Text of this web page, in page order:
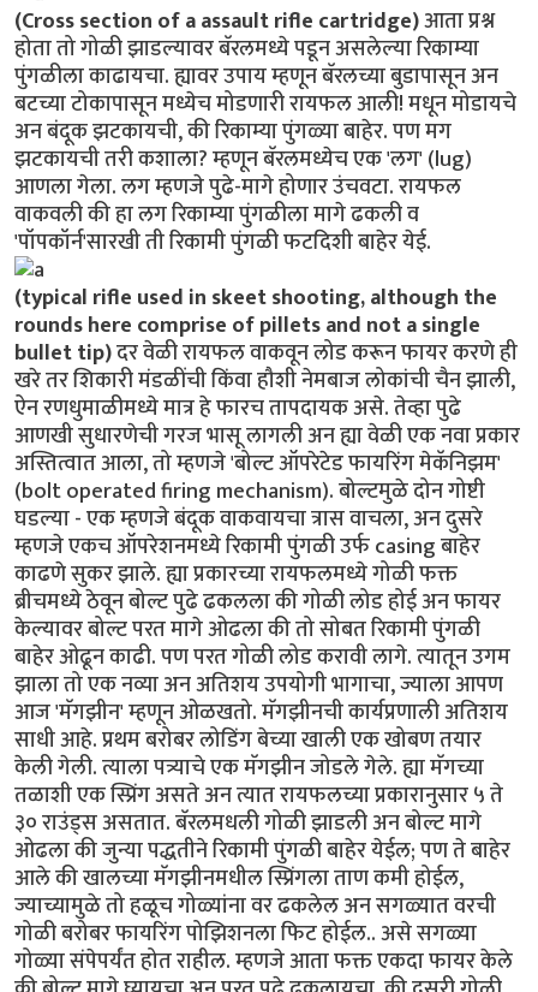
(Cross section of a assault rifle cartridge)आता प्रश्न
होता तो गोळी झाडल्यावर बॅरलमध्ये पडून असलेल्या रिकाम्या
पुंगळीला काढायचा. ह्यावर उपाय म्हणून बॅरलच्या बुडापासून अन
बटच्या टोकापासून मध्येच मोडणारी रायफल आली! मधून मोडायचे
अन बंदूक झटकायची, की रिकाम्या पुंगळ्या बाहेर. पण मग
झटकायची तरी कशाला? म्हणून बॅरलमध्येच एक 'लग' (lug)
आणला गेला. लग म्हणजे पुढे-मागे होणार उंचवटा. रायफल
वाकवली की हा लग रिकाम्या पुंगळीला मागे ढकली व
'पॉपकॉर्न'सारखी ती रिकामी पुंगळी फटदिशी बाहेर येई.
(typical rifle used in skeet shooting, although the
rounds here comprise of pillets and not a single
bullet tip)दर वेळी रायफल वाकवून लोड करून फायर करणे ही
खरे तर शिकारी मंडळींची किंवा हौशी नेमबाज लोकांची चैन झाली,
ऐन रणधुमाळीमध्ये मात्र हे फारच तापदायक असे. तेव्हा पुढे
आणखी सुधारणेची गरज भासू लागली अन ह्या वेळी एक नवा प्रकार
अस्तित्वात आला, तो म्हणजे 'बोल्ट ऑपरेटेड फायरिंग मेकॅनिझम'
(bolt operated firing mechanism). बोल्टमुळे दोन गोष्टी
घडल्या - एक म्हणजे बंदूक वाकवायचा त्रास वाचला, अन दुसरे
म्हणजे एकच ऑपरेशनमध्ये रिकामी पुंगळी उर्फ casing बाहेर
काढणे सुकर झाले. ह्या प्रकारच्या रायफलमध्ये गोळी फक्त
ब्रीचमध्ये ठेवून बोल्ट पुढे ढकलला की गोळी लोड होई अन फायर
केल्यावर बोल्ट परत मागे ओढला की तो सोबत रिकामी पुंगळी
बाहेर ओढून काढी. पण परत गोळी लोड करावी लागे. त्यातून उगम
झाला तो एक नव्या अन अतिशय उपयोगी भागाचा, ज्याला आपण
आज 'मॅगझीन' म्हणून ओळखतो. मॅगझीनची कार्यप्रणाली अतिशय
साधी आहे. प्रथम बरोबर लोडिंग बेच्या खाली एक खोबण तयार
केली गेली. त्याला पत्र्याचे एक मॅगझीन जोडले गेले. ह्या मॅगच्या
तळाशी एक स्प्रिंग असते अन त्यात रायफलच्या प्रकारानुसार ५ ते
३० राउंड्स असतात. बॅरलमधली गोळी झाडली अन बोल्ट मागे
ओढला की जुन्या पद्धतीने रिकामी पुंगळी बाहेर येईल; पण ते बाहेर
आले की खालच्या मॅगझीनमधील स्प्रिंगला ताण कमी होईल,
ज्याच्यामुळे तो हळूच गोळ्यांना वर ढकलेल अन सगळ्यात वरची
गोळी बरोबर फायरिंग पोझिशनला फिट होईल.. असे सगळ्या
गोळ्या संपेपर्यंत होत राहील. म्हणजे आता फक्त एकदा फायर केले